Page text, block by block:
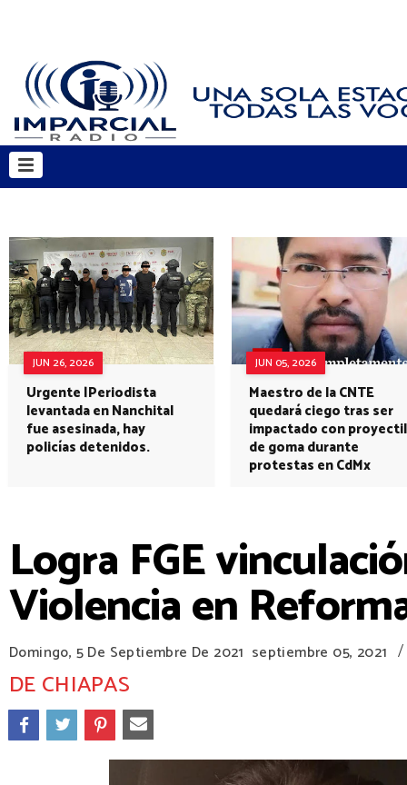
JUN 26, 2026
Urgente |Periodista
levantada en Nanchital
fue asesinada, hay
policías detenidos.
JUN 05, 2026
Maestro de la CNTE
quedará ciego tras ser
impactado con proyectil
de goma durante
protestas en CdMx
Logra FGE
Violencia en
Domingo, 5 De Septiembre De 2021 septiembre 05, 2021 /
DE CHIAPAS